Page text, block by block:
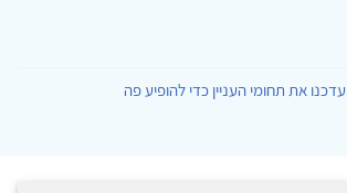
עדכנו את תחומי העניין כדי להופיע פה